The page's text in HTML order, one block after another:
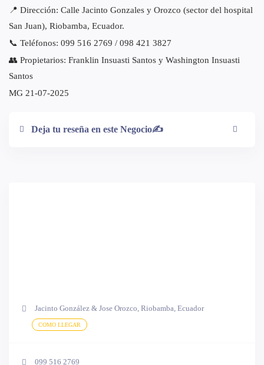
📍 Dirección: Calle Jacinto Gonzales y Orozco (sector del hospital
San Juan), Riobamba, Ecuador.
📞 Teléfonos: 099 516 2769 / 098 421 3827
👥 Propietarios: Franklin Insuasti Santos y Washington Insuasti
Santos
MG 21-07-2025
Deja tu reseña en este Negocio✍
Jacinto González & Jose Orozco, Riobamba, Ecuador
COMO LLEGAR
099 516 2769